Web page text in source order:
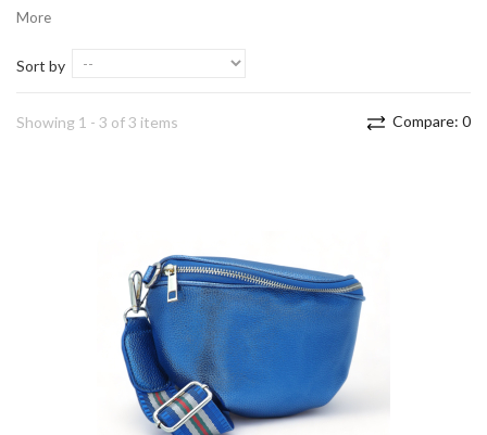
More
Sort by
Compare: 0
Showing 1 - 3 of 3 items